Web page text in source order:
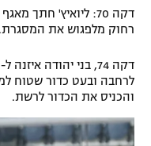
דקה 70: ליואיץ' חתך
רחוק מלפגוש את המסגרת.
לרחבה ובעט כדור שטוח
והכניס את הכדור לרשת.